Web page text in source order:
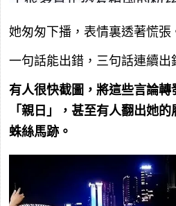
她匆匆下播，表情裏透著慌張
一句話能出錯，三句話連續出
有人很快截圖，將這些言論
「親日」，甚至有人翻出她
蛛絲馬跡。